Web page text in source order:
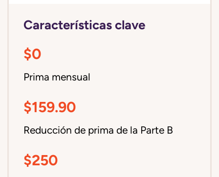
Características clave
$0
Prima mensual
$159.90
Reducción de prima de la Parte B
$250